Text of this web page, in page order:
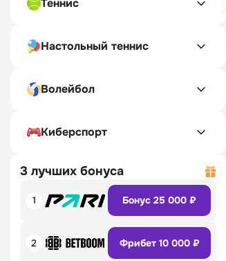
Теннис
Настольный теннис
Волейбол
Киберспорт
3 лучших бонуса
1 Бонус 25 000 ₽
2 Фрибет 10 000 ₽